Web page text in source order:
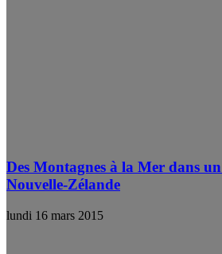
Des Montagnes à la Mer dans
Nouvelle-Zélande
lundi 16 mars 2015